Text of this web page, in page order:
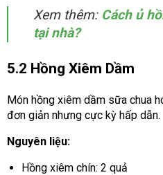
Xem thêm: Cách ủ
tại nhà?
5.2 Hồng Xiêm Dầm
Món hồng xiêm dầm sữa chua
đơn giản nhưng cực kỳ hấp dẫn.
Nguyên liệu:
Hồng xiêm chín: 2 quả